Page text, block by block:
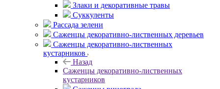
Злаки и декоративные травы
Суккуленты
Рассада зелени
Саженцы декоративно-лиственных деревьев
Саженцы декоративно-лиственных
кустарников
Назад
Саженцы декоративно-лиственных
кустарников